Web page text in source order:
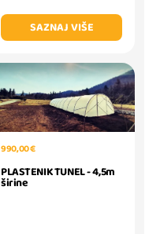
SAZNAJ VIŠE
990,00 €
PLASTENIK TUNEL - 4,5m
širine